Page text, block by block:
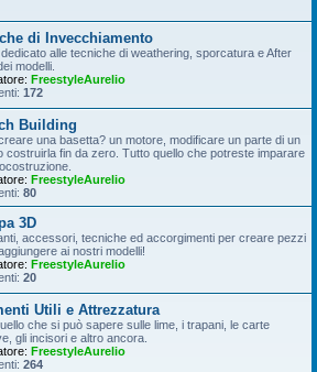
di Invecchiamento
alle tecniche di weathering, sporcatura e After
modelli.
FreestyleAurelio
172
Building
una basetta? un motore, modificare un parte di un
costruirla fin da zero. Tutto quello che potreste imparare
FreestyleAurelio
80
3D
accessori, tecniche ed accorgimenti per creare pezzi
ai nostri modelli!
FreestyleAurelio
20
Utili e Attrezzatura
che si può sapere sulle lime, i trapani, le carte
gli incisori e altro ancora.
FreestyleAurelio
264